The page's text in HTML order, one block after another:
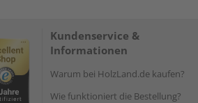
Kundenservice &
Informationen
Warum bei HolzLand.de kaufen?
Wie funktioniert die Bestellung?